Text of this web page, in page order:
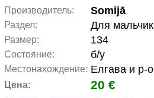
Производитель: Somijā
Раздел: Для
Размер: 134
Состояние: б/у
Местонахождение: Елгава и р-
Цена: 20 €